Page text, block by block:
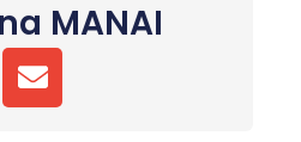
MANAI
E
N